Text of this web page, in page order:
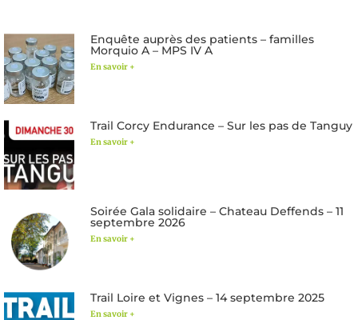
Enquête auprès des patients – familles
Morquio A – MPS IV A
En savoir +
Trail Corcy Endurance – Sur les pas de Tanguy
En savoir +
Soirée Gala solidaire – Chateau Deffends – 11
septembre 2026
En savoir +
Trail Loire et Vignes – 14 septembre 2025
En savoir +